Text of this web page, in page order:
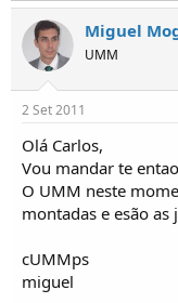
Miguel
UMM
2 Set 2011
Olá Carlos,
Vou mandar te
O UMM neste
montadas e esão
cUMMps
miguel